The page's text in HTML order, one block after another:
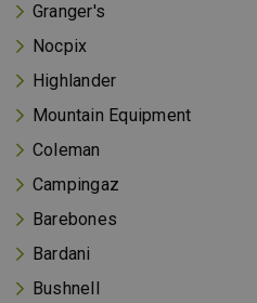
Granger's
Nocpix
Highlander
Mountain Equipment
Coleman
Campingaz
Barebones
Bardani
Bushnell